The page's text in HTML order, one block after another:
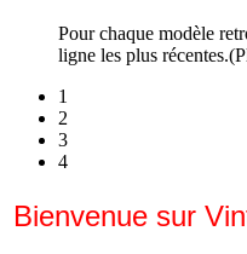
Pour chaque modèle
ligne les plus
1
2
3
4
Bienvenue sur